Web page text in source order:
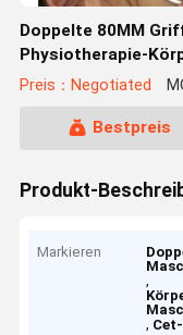
Doppelte 80MM
Physiotherapie-
Preis：Negotiated
Bestpreis
Produkt-
Markieren
,
,